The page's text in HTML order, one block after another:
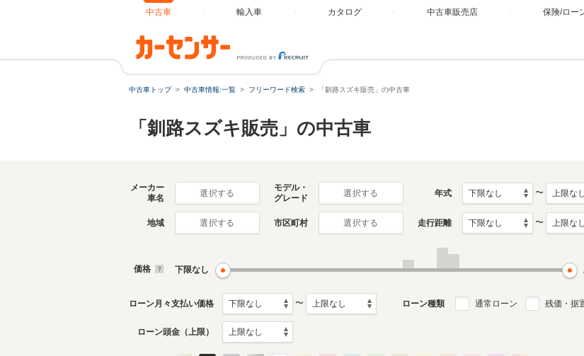
中古車 輸入車 カタログ 中古車販売店 保険/ロー
中古車トップ 中古車情報:一覧 フリーワード検索 「釧路スズキ販売」の中古車
「釧路スズキ販売」の中古車
メーカー
車名
選択する
モデル・
グレード
選択する 年式 〜
地域 選択する 市区町村 選択する 走行距離 〜
価格 下限なし
ローン月々支払い価格 〜 ローン種類 通常ローン 残価・据
ローン頭金（上限）